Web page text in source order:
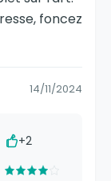
foncez
14/11/2024
+2